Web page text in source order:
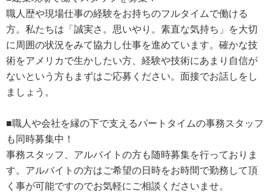
職人歴や現場仕事の経験をお持ちのフルタイムで働ける
方。私たちは「誠実さ。思いやり。素直な気持ち」を大切
に周囲の状況をみて協力し仕事を進めています。確かな技
術をアメリカで生かしたい方、経験や技術にあまり自信が
ないという方もまずはご応募ください。面接でお話しをし
ましょう。
■職人や会社を縁の下で支えるパートタイムの事務スタッフ
も同時募集中！
事務スタッフ、アルバイトの方も随時募集を行っておりま
す。アルバイトの方はご希望の日時をお時間で勤務して頂
く事が可能ですのでお気軽にご相談くださいませ。